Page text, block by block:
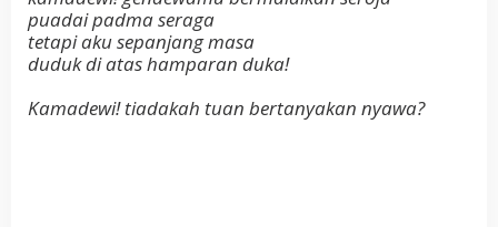
puadai padma seraga
tetapi aku sepanjang masa
duduk di atas hamparan duka!
Kamadewi! tiadakah tuan bertanyakan nyawa?